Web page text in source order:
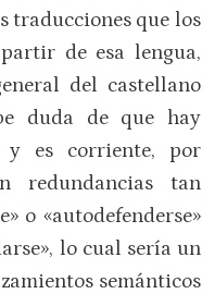
traducciones que los
de esa lengua,
del castellano
duda de que hay
es corriente, por
redundancias tan
o «autodefenderse»
lo cual sería un
semánticos